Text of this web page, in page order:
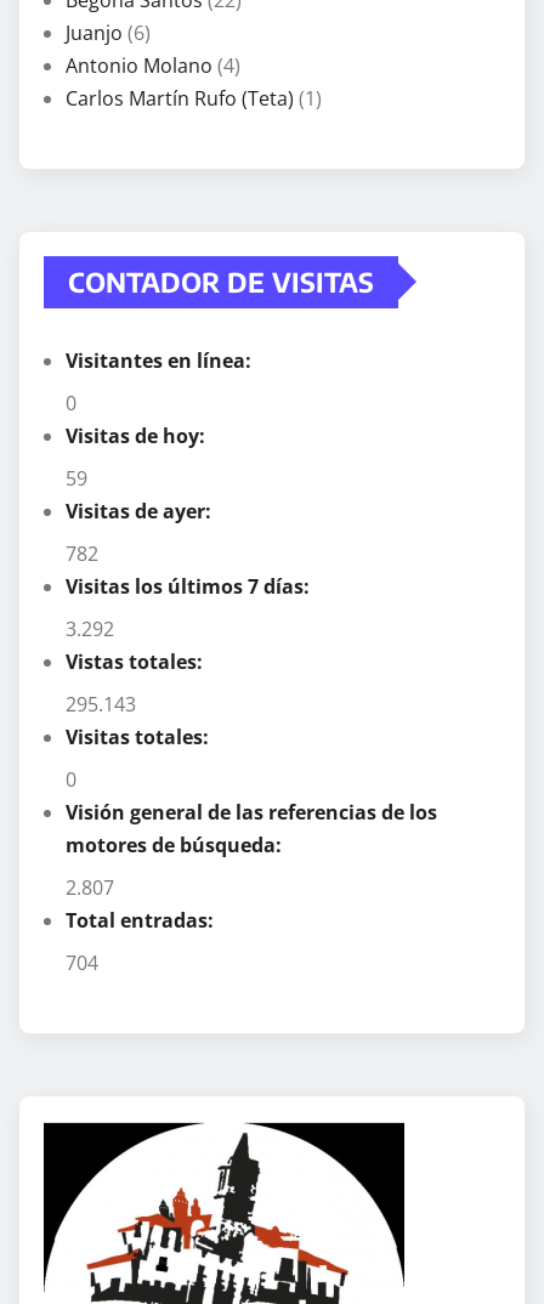
Juanjo (6)
Antonio Molano (4)
Carlos Martín Rufo (Teta) (1)
CONTADOR DE VISITAS
Visitantes en línea:
0
Visitas de hoy:
59
Visitas de ayer:
782
Visitas los últimos 7 días:
3.292
Vistas totales:
295.143
Visitas totales:
0
Visión general de las referencias de los
motores de búsqueda:
2.807
Total entradas:
704